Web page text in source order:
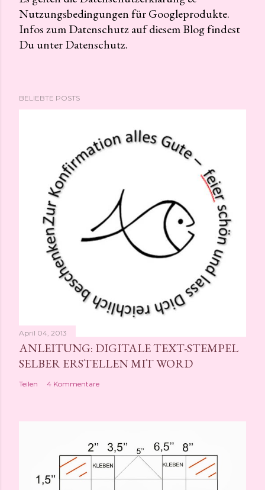
m
e
n
v
Nutzungsbedingungen für Googleprodukte.
Infos zum Datenschutz auf diesem Blog findest
Du unter Datenschutz.
BELIEBTE POSTS
April 04, 2013
ANLEITUNG: DIGITALE TEXT-STEMPEL
SELBER ERSTELLEN MIT WORD
Teilen 4 Kommentare